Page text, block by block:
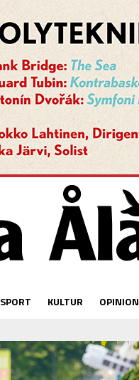
SPORT KULTUR OPINION